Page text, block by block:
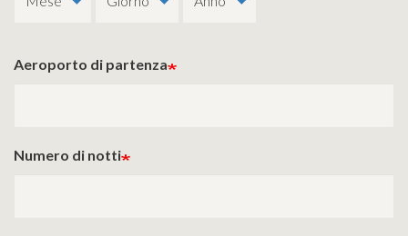
Aeroporto di partenza
Numero di notti